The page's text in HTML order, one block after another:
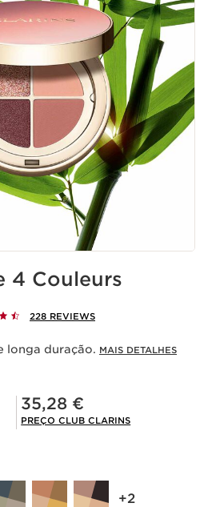
4 Couleurs
228 REVIEWS
longa duração. MAIS DETALHES
Preço Club Clarins 35,28 €
35,28 €
PREÇO CLUB CLARINS
‎+2